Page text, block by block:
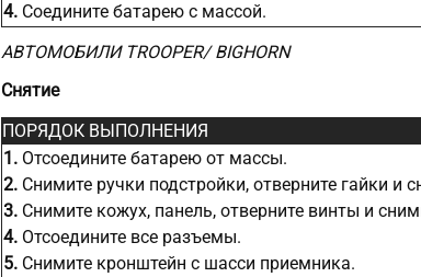
4. Соедините батарею с массой.
АВТОМОБИЛИ TROOPER/ BIGHORN
Снятие
ПОРЯДОК ВЫПОЛНЕНИЯ
1. Отсоедините батарею от массы.
2. Снимите ручки подстройки, отверните гайки и
3. Снимите кожух, панель, отверните винты и
4. Отсоедините все разъемы.
5. Снимите кронштейн с шасси приемника.